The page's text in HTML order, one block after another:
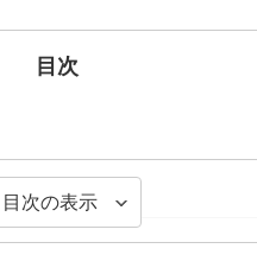
目次
11選
目次の表示